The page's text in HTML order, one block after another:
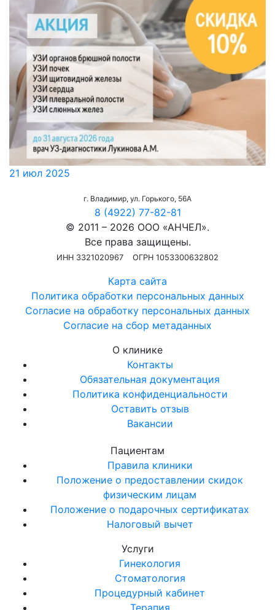
21 июл 2025
г. Владимир, ул. Горького, 56А
8 (4922) 77-82-81
© 2011 – 2026 ООО «АНЧЕЛ».
Все права защищены.
ИНН 3321020967 ОГРН 1053300632802
Карта сайта
Политика обработки персональных данных
Согласие на обработку персональных данных
Согласие на сбор метаданных
О клинике
Контакты
Обязательная документация
Политика конфиденциальности
Оставить отзыв
Вакансии
Пациентам
Правила клиники
Положение о предоставлении скидок
физическим лицам
Положение о подарочных сертификатах
Налоговый вычет
Услуги
Гинекология
Стоматология
Процедурный кабинет
Терапия